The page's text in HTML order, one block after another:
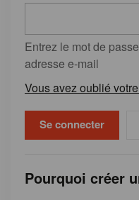
Entrez le mot de
adresse e-mail
Vous avez oublié
Pourquoi créer